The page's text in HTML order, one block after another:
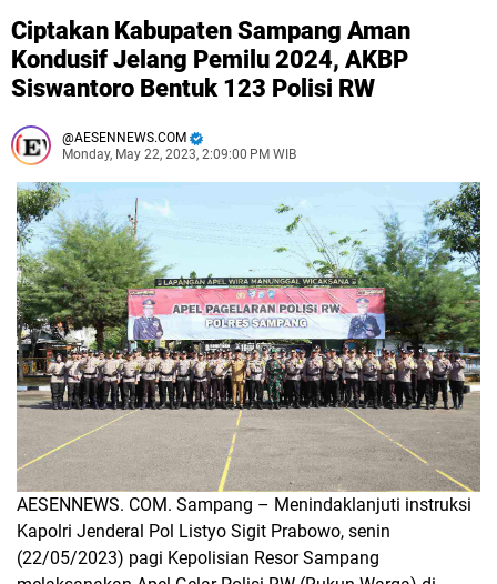
Ciptakan Kabupaten Sampang Aman
Kondusif Jelang Pemilu 2024, AKBP
Siswantoro Bentuk 123 Polisi RW
AESENNEWS.COM
Monday, May 22, 2023, 2:09:00 PM WIB
AESENNEWS. COM. Sampang – Menindaklanjuti instruksi
Kapolri Jenderal Pol Listyo Sigit Prabowo, senin
(22/05/2023) pagi Kepolisian Resor Sampang